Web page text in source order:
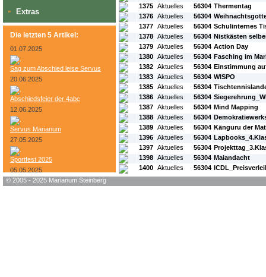
» Extras
Die letzten 5 Artikel:
01.07.2025
Sag zum Abschied leise Servus
20.06.2025
Abschiedsfeier der 4abc
12.06.2025
Servus Marianum
27.05.2025
Sportfest 2025
05.05.2025
1375 Aktuelles 56304 Thermentag
1376 Aktuelles 56304
1377 Aktuelles 56304 Schulinternes
1378 Aktuelles 56304 Nistkästen
1379 Aktuelles 56304 Action Day
1380 Aktuelles 56304 Fasching im
1382 Aktuelles 56304 Einstimmung
1383 Aktuelles 56304 WISPO
1385 Aktuelles 56304
1386 Aktuelles 56304
1387 Aktuelles 56304 Mind Mapping
1388 Aktuelles 56304
1389 Aktuelles 56304 Känguru der
1396 Aktuelles 56304
1397 Aktuelles 56304
1398 Aktuelles 56304 Maiandacht
1400 Aktuelles 56304
© 2005 - 2025 Marianum Steinberg